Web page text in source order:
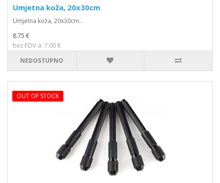
Umjetna koža, 20x30cm
Umjetna koža, 20x30cm..
8.75 €
bez PDV-a: 7.00 €
NEDOSTUPNO
OUT OF STOCK